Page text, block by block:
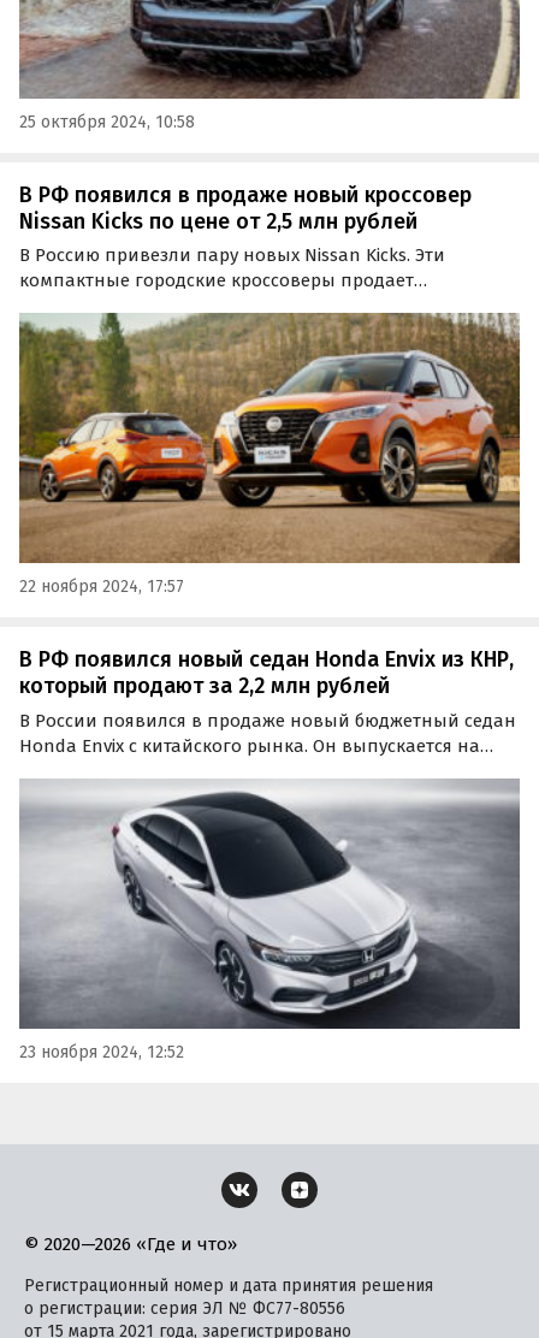
25 октября 2024, 10:58
В РФ появился в продаже новый кроссовер
Nissan Kicks по цене от 2,5 млн рублей
В Россию привезли пару новых Nissan Kicks. Эти
компактные городские кроссоверы продает
оценивший их в 2 500 000 и 2 650 000 рублей, сообщили
«Автоновости дня».
22 ноября 2024, 17:57
В РФ появился новый седан Honda Envix из КНР,
который продают за 2,2 млн рублей
В России появился в продаже новый бюджетный седан
Honda Envix с китайского рынка. Он выпускается на
сейчас продается на одном из классифайдов за 2 200
000 рублей, пишут «Автоновости дня».
23 ноября 2024, 12:52
© 2020—2026 «Где и что»
Регистрационный номер и дата принятия решения
о регистрации: серия ЭЛ № ФС77-80556
от 15 марта 2021 года, зарегистрировано